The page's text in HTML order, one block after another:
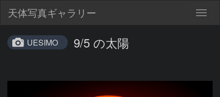
天体写真ギャラリー
UESIMO 9/5 の太陽